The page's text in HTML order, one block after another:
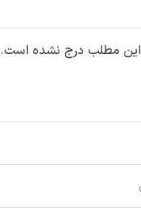
این مطلب درج نشده است.